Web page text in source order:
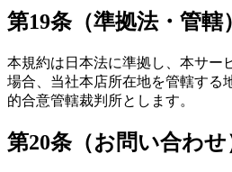
第19条（準拠法・管轄）
本規約は日本法に準拠し、本サー
場合、当社本店所在地を管轄する
的合意管轄裁判所とします。
第20条（お問い合わせ